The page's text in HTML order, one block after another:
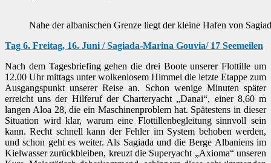
Nahe der albanischen Grenze liegt der kleine Hafen von
Tag 6. Freitag, 16. Juni / Sagiada-Marina Gouvia/ 17 Seemeilen
Nach dem Tagesbriefing gehen die drei Boote unserer Flottille um
12.00 Uhr mittags unter wolkenlosem Himmel die letzte Etappe zum
Ausgangspunkt unserer Reise an. Schon wenige Minuten später
erreicht uns der Hilferuf der Charteryacht „Danai“, einer 8,60 m
langen Aloa 28, die ein Maschinenproblem hat. Spätestens in dieser
Situation wird klar, warum eine Flottillenbegleitung sinnvoll sein
kann. Recht schnell kann der Fehler im System behoben werden,
und schon geht es weiter. Als Sagiada und die Berge Albaniens im
Kielwasser zurückbleiben, kreuzt die Superyacht „Axioma“ unseren